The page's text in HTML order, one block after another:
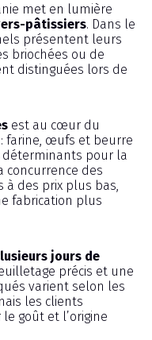
met en lumière
pâtissiers. Dans le
présentent leurs
briochées ou de
distinguées lors de
est au cœur du
farine, œufs et beurre
pour la
concurrence des
des prix plus bas,
fabrication plus
jours de
précis et une
varient selon les
les clients
goût et l’origine